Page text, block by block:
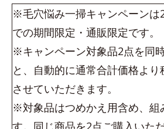
※毛穴悩み一掃キャンペーンは
での期間限定・通販限定です。
※キャンペーン対象品2点を同
と、自動的に通常合計価格より
させていただきます。
※対象品はつめかえ用含め、組
す。同じ商品を2点ご購入いた